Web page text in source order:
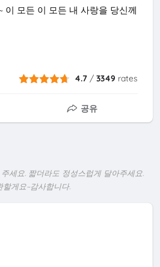
이 모든 이 모든 내 사랑을 당신께
4.7 /3349 rates
공유
세요. 짧더라도 정성스럽게 달아주세요.
게요~감사합니다.